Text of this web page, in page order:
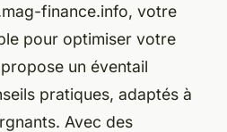
finance.info, votre
pour optimiser votre
un éventail
pratiques, adaptés à
Avec des